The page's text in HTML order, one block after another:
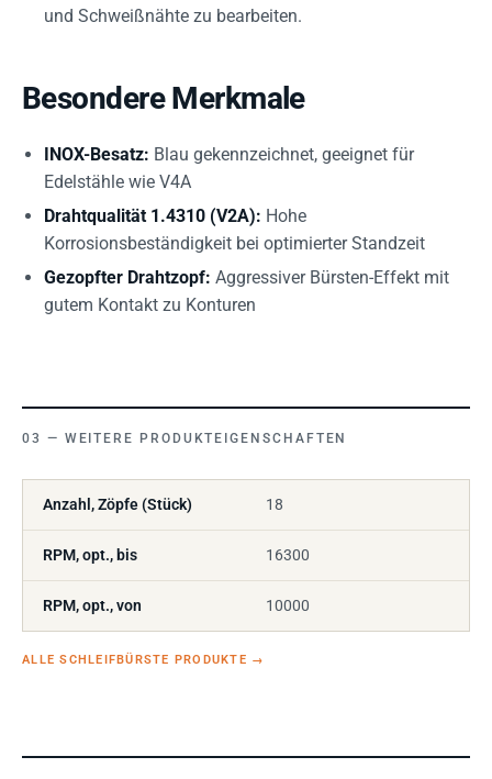
und Schweißnähte zu bearbeiten.
Besondere Merkmale
INOX-Besatz: Blau gekennzeichnet, geeignet für
Edelstähle wie V4A
Drahtqualität 1.4310 (V2A): Hohe
Korrosionsbeständigkeit bei optimierter Standzeit
Gezopfter Drahtzopf: Aggressiver Bürsten-Effekt mit
gutem Kontakt zu Konturen
WEITERE PRODUKTEIGENSCHAFTEN
Anzahl, Zöpfe (Stück) 18
RPM, opt., bis 16300
RPM, opt., von 10000
ALLE SCHLEIFBÜRSTE PRODUKTE →